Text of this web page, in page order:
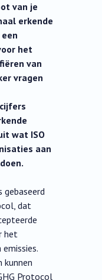
van je
erkende
het
van
vragen
wat ISO
aan
gebaseerd
dat
het
kunnen
Protocol